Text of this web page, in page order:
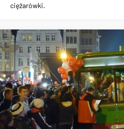
ciężarówki.